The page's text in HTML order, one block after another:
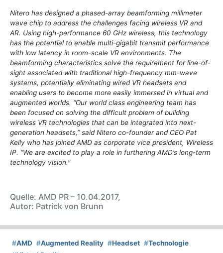
Nitero has designed a phased-array beamforming millimeter
wave chip to address the challenges facing wireless VR and
AR. Using high-performance 60 GHz wireless, this technology
has the potential to enable multi-gigabit transmit performance
with low latency in room-scale VR environments. The
beamforming characteristics solve the requirement for line-of-
sight associated with traditional high-frequency mm-wave
systems, potentially eliminating wired VR headsets and
enabling users to become more easily immersed in virtual and
augmented worlds. “Our world class engineering team has
been focused on solving the difficult problem of building
wireless VR technologies that can be integrated into next-
generation headsets,” said Nitero co-founder and CEO Pat
Kelly who has joined AMD as corporate vice president, Wireless
IP. “We are excited to play a role in furthering AMD’s long-term
technology vision.”
Quelle: AMD PR – 10.04.2017,
Autor: Patrick von Brunn
#AMD #Augmented Reality #Headset #Technologie